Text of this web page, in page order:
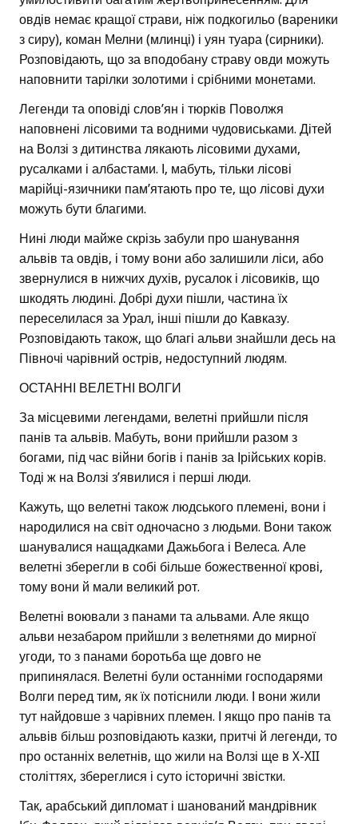
овдів немає кращої страви, ніж подкогильо (вареники
з сиру), коман Мелни (млинці) і уян туара (сирники).
Розповідають, що за вподобану страву овди можуть
наповнити тарілки золотими і срібними монетами.
Легенди та оповіді слов’ян і тюрків Поволжя
наповнені лісовими та водними чудовиськами. Дітей
на Волзі з дитинства лякають лісовими духами,
русалками і албастами. І, мабуть, тільки лісові
марійці-язичники пам’ятають про те, що лісові духи
можуть бути благими.
Нині люди майже скрізь забули про шанування
альвів та овдів, і тому вони або залишили ліси, або
звернулися в нижчих духів, русалок і лісовиків, що
шкодять людині. Добрі духи пішли, частина їх
переселилася за Урал, інші пішли до Кавказу.
Розповідають також, що благі альви знайшли десь на
Півночі чарівний острів, недоступний людям.
ОСТАННІ ВЕЛЕТНІ ВОЛГИ
За місцевими легендами, велетні прийшли після
панів та альвів. Мабуть, вони прийшли разом з
богами, під час війни богів і панів за Ірійських корів.
Тоді ж на Волзі з’явилися і перші люди.
Кажуть, що велетні також людського племені, вони і
народилися на світ одночасно з людьми. Вони також
шанувалися нащадками Дажьбога і Велеса. Але
велетні зберегли в собі більше божественної крові,
тому вони й мали великий рот.
Велетні воювали з панами та альвами. Але якщо
альви незабаром прийшли з велетнями до мирної
угоди, то з панами боротьба ще довго не
припинялася. Велетні були останніми господарями
Волги перед тим, як їх потіснили люди. І вони жили
тут найдовше з чарівних племен. І якщо про панів та
альвів більш розповідають казки, притчі й легенди, то
про останніх велетнів, що жили на Волзі ще в X-XII
століттях, збереглися і суто історичні звістки.
Так, арабський дипломат і шанований мандрівник